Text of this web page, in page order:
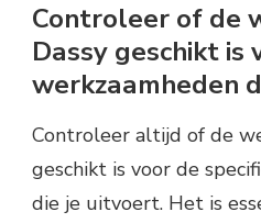
Controleer of de
Dassy geschikt is
werkzaamheden
Controleer altijd of de
geschikt is voor de
die je uitvoert. Het is